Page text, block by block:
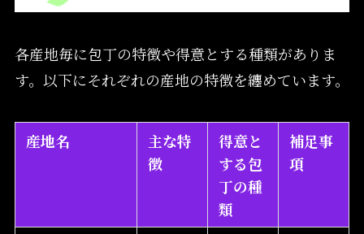
各産地毎に包丁の特徴や得意とする種類がありま
す。以下にそれぞれの産地の特徴を纏めています。
産地名
主な特
徴
得意と
する包
丁の種
類
補足事
項